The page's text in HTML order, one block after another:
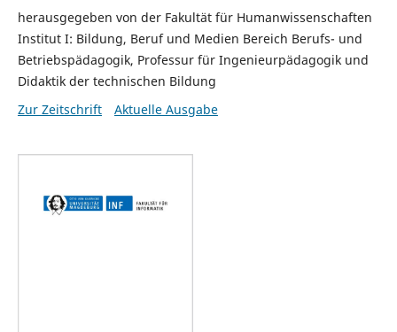
herausgegeben von der Fakultät für Humanwissenschaften
Institut I: Bildung, Beruf und Medien Bereich Berufs- und
Betriebspädagogik, Professur für Ingenieurpädagogik und
Didaktik der technischen Bildung
Zur Zeitschrift
Aktuelle Ausgabe